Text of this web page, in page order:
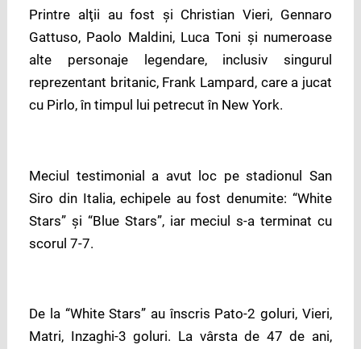
Printre alţii au fost și Christian Vieri, Gennaro
Gattuso, Paolo Maldini, Luca Toni şi numeroase
alte personaje legendare, inclusiv singurul
reprezentant britanic, Frank Lampard, care a jucat
cu Pirlo, în timpul lui petrecut în New York.
Meciul testimonial a avut loc pe stadionul San
Siro din Italia, echipele au fost denumite: “White
Stars” şi “Blue Stars”, iar meciul s-a terminat cu
scorul 7-7.
De la “White Stars” au înscris Pato-2 goluri, Vieri,
Matri, Inzaghi-3 goluri. La vârsta de 47 de ani,